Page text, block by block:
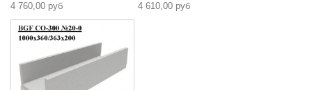
4 760,00 руб 4 610,00 руб